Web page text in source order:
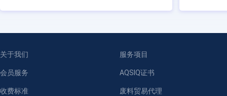
关于我们
会员服务
收费标准
服务项目
AQSIQ证书
废料贸易代理